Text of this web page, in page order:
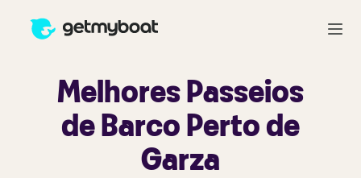
Melhores Passeios
de Barco Perto de
Garza